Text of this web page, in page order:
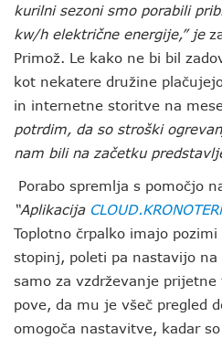
kurilni sezoni smo porabili
kw/h električne energije,” je
Primož. Le kako ne bi bil
kot nekatere družine
in internetne storitve na
potrdim, da so stroški
nam bili na začetku
Porabo spremlja s pomočjo
“Aplikacija
Toplotno črpalko imajo
stopinj, poleti pa nastavijo
samo za vzdrževanje
pove, da mu je všeč pregled
omogoča nastavitve, kadar so